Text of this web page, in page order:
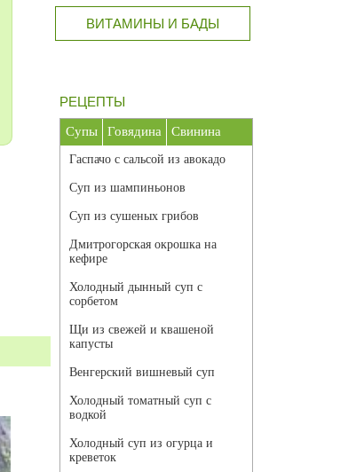
ВИТАМИНЫ И БАДЫ
РЕЦЕПТЫ
Супы Говядина Свинина
Гаспачо с сальсой из авокадо
Суп из шампиньонов
Суп из сушеных грибов
Дмитрогорская окрошка на
кефире
Холодный дынный суп с
сорбетом
Щи из свежей и квашеной
капусты
Венгерский вишневый суп
Холодный томатный суп с
водкой
Холодный суп из огурца и
креветок